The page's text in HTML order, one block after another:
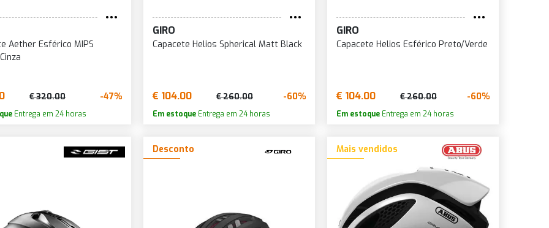
54-56
57-61
58-61
BRANCO
BRANCO MATE
BRANCO/LARANJA
BRANCO/PRETO
MARROM FOSCO
MULTICOLORIDO
PRETO AMARELO
VERDE/ROSA
VERMELHO
Aether Esférico MIPS
€ 320.00 -47%
Entrega em 24 horas
GIRO
Capacete Helios Spherical Matt Black
€ 104.00 € 260.00 -60%
Em estoqueEntrega em 24 horas
GIRO
Capacete Helios Esférico Preto/Verde
€ 104.00 € 260.00 -60%
Em estoqueEntrega em 24 horas
Desconto Mais vendidos